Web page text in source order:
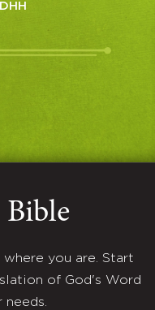
Bible
you are. Start
of God's Word
needs.